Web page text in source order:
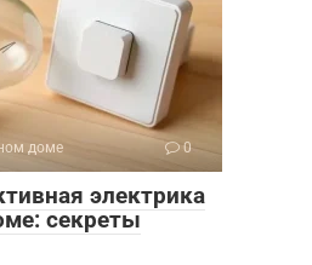
доме 0
электрика
секреты